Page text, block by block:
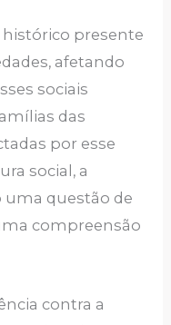
presente
afetando
sociais
das
por esse
social, a
uma questão de
compreensão
contra a